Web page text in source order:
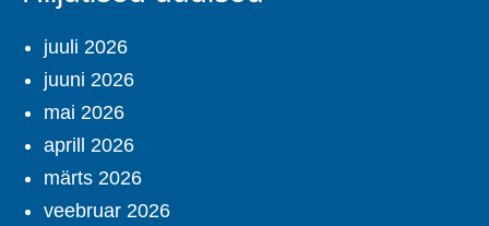
juuli 2026
juuni 2026
mai 2026
aprill 2026
märts 2026
veebruar 2026